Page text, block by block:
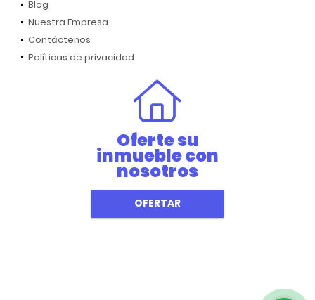
Blog
Nuestra Empresa
Contáctenos
Políticas de privacidad
Oferte su
inmueble con
nosotros
OFERTAR